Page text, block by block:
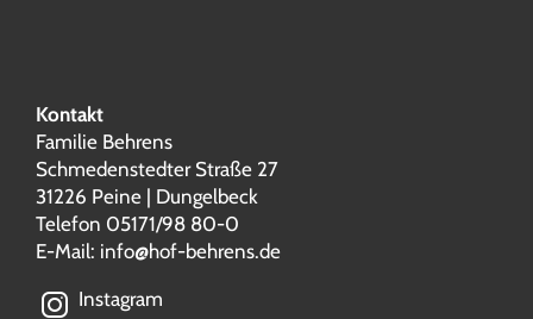
Kontakt
Familie Behrens
Schmedenstedter Straße 27
31226 Peine | Dungelbeck
Telefon 05171/98 80-0
E-Mail: info@hof-behrens.de
Instagram